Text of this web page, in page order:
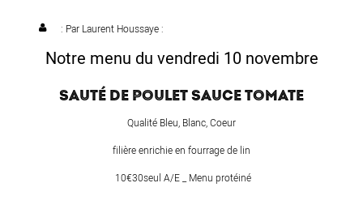
CONCEPT
SALADES & BUFFETS
: Par Laurent Houssaye:
Notre menu du vendredi 10 novembre
SAUTÉ DE POULET SAUCE TOMATE
Qualité Bleu, Blanc, Coeur
filière enrichie en fourrage de lin
10€30seul A/E _ Menu protéiné